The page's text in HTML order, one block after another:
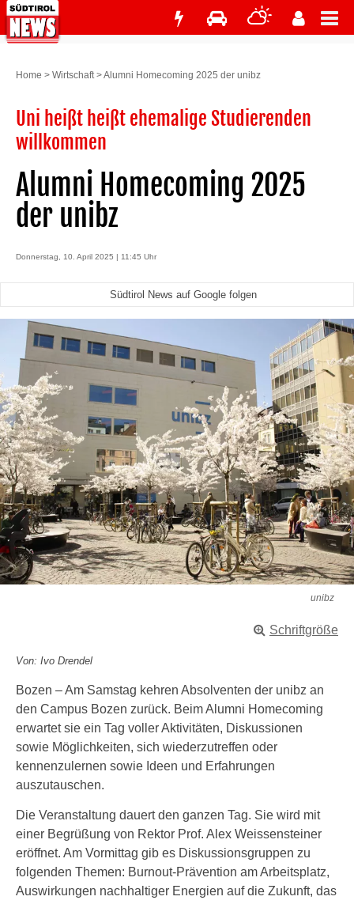
Home > Wirtschaft>Alumni Homecoming 2025 der unibz
Uni heißt heißt ehemalige Studierenden
willkommen
Alumni Homecoming 2025
der unibz
Donnerstag, 10. April 2025 | 11:45 Uhr
Südtirol News auf Google folgen
unibz
Schriftgröße
Von: Ivo Drendel
Bozen – Am Samstag kehren Absolventen der unibz an
den Campus Bozen zurück. Beim Alumni Homecoming
erwartet sie ein Tag voller Aktivitäten, Diskussionen
sowie Möglichkeiten, sich wiederzutreffen oder
kennenzulernen sowie Ideen und Erfahrungen
auszutauschen.
Die Veranstaltung dauert den ganzen Tag. Sie wird mit
einer Begrüßung von Rektor Prof. Alex Weissensteiner
eröffnet. Am Vormittag gib es Diskussionsgruppen zu
folgenden Themen: Burnout-Prävention am Arbeitsplatz,
Auswirkungen nachhaltiger Energien auf die Zukunft, das